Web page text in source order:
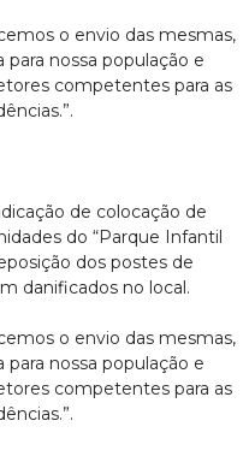
o envio das mesmas,
nossa população e
competentes para as
de colocação de
do “Parque Infantil
dos postes de
danificados no local.
o envio das mesmas,
nossa população e
competentes para as